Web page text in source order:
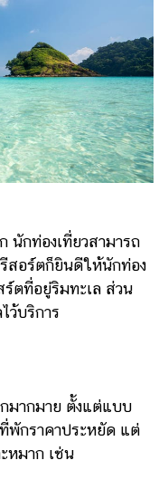
กท่องเที่ยวสามารถ
สอร์ตก็ยินดีให้นักท่อง
ร์ตที่อยู่ริมทะเล ส่วน
ว้บริการ
มากมาย ตั้งแต่แบบ
พักราคาประหยัด แต่
หมาก เช่น